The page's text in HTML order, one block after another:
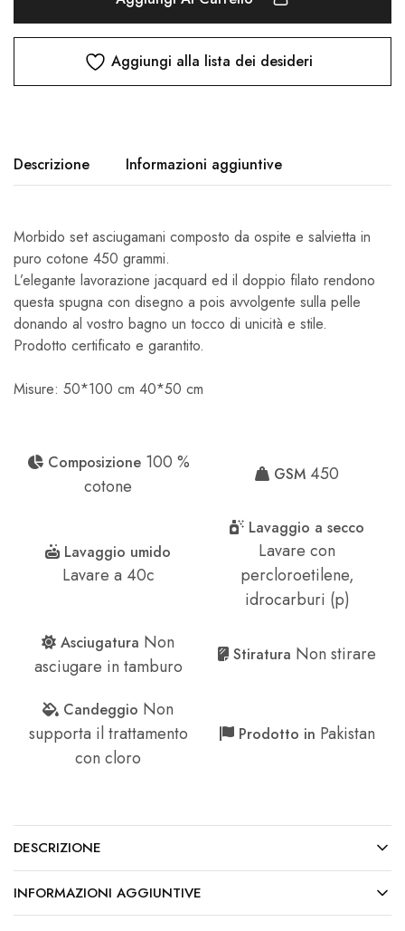
Aggiungi alla lista dei desideri
Descrizione Informazioni aggiuntive
Morbido set asciugamani composto da ospite e salvietta in
puro cotone 450 grammi.
L’elegante lavorazione jacquard ed il doppio filato rendono
questa spugna con disegno a pois avvolgente sulla pelle
donando al vostro bagno un tocco di unicità e stile.
Prodotto certificato e garantito.
Misure: 50*100 cm 40*50 cm
Composizione 100 %
cotone
GSM 450
Lavaggio umido
Lavare a 40c
Lavaggio a secco
Lavare con
percloroetilene,
idrocarburi (p)
Asciugatura Non
asciugare in tamburo
Stiratura Non stirare
Candeggio Non
supporta il trattamento
con cloro
Prodotto in Pakistan
DESCRIZIONE
INFORMAZIONI AGGIUNTIVE